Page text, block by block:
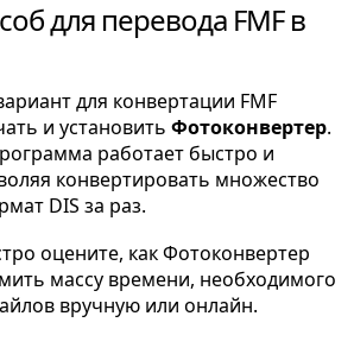
для перевода FMF в
для конвертации FMF
и установить Фотоконвертер.
работает быстро и
конвертировать множество
DIS за раз.
оцените, как Фотоконвертер
массу времени, необходимого
вручную или онлайн.